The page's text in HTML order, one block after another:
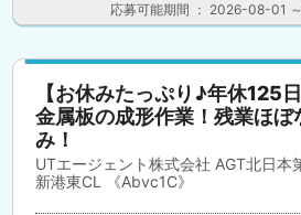
応募可能期間 ： 2026-08-01
【お休みたっぷり♪年休125
金属板の成形作業！残業ほ
み！
UTエージェント株式会社 AGT北日本
新港東CL 《Abvc1C》